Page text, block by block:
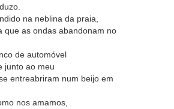
na neblina da praia,
que as ondas abandonam no
de automóvel
junto ao meu
entreabriram num beijo em
nos amamos,